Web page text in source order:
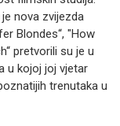
nova zvijezda
Blondes“, "How
pretvorili su je u
u kojoj joj vjetar
trenutaka u